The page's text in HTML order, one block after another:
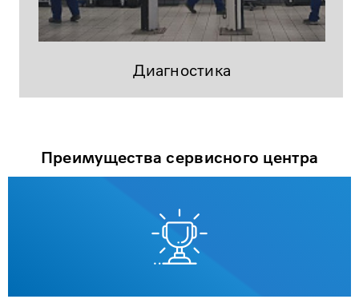
Диагностика
Преимущества сервисного центра